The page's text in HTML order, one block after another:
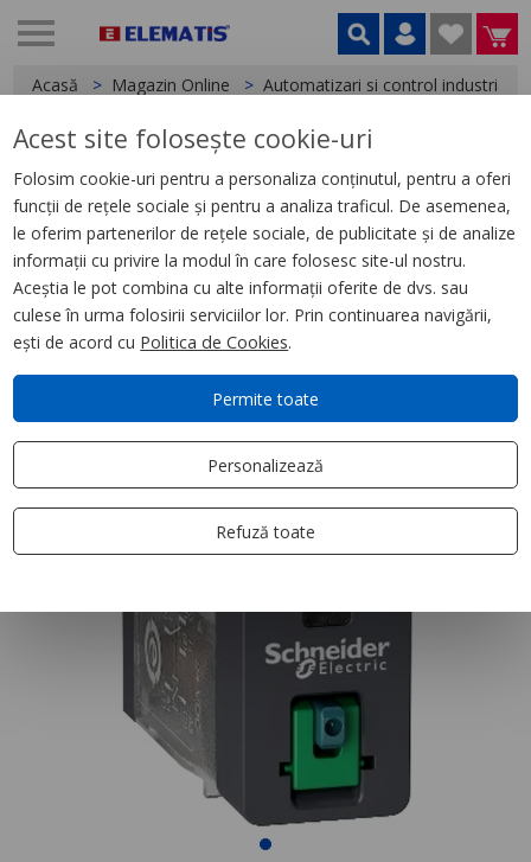
Acasă Magazin Online Automatizari si control industrial
< Relee
Releu Ambrosabil de Interfata,
Zelio Rxg, 1C/O Standard, 6Vcc-
10A-cu Ltb Si Led
Acest site folosește cookie-uri
Folosim cookie-uri pentru a personaliza conținutul, pentru a oferi
funcții de rețele sociale și pentru a analiza traficul. De asemenea,
le oferim partenerilor de rețele sociale, de publicitate și de analize
informații cu privire la modul în care folosesc site-ul nostru.
Aceștia le pot combina cu alte informații oferite de dvs. sau
culese în urma folosirii serviciilor lor. Prin continuarea navigării,
ești de acord cu Politica de Cookies.
Permite toate
Personalizează
Refuză toate